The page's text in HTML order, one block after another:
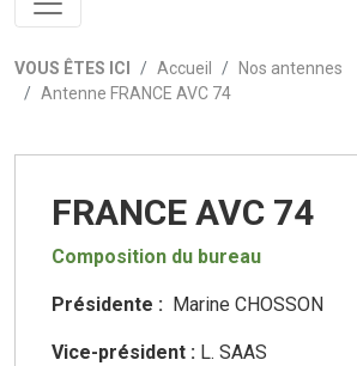
VOUS ÊTES ICI Accueil
Nos antennes
Antenne FRANCE AVC 74
FRANCE AVC 74
Composition du bureau
Présidente : Marine CHOSSON
Vice-président : L. SAAS